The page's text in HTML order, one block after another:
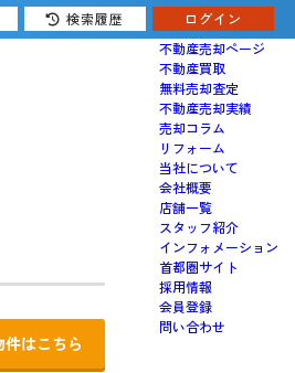
売りたい
不動産売却ページ
不動産買取
無料売却査定
不動産売却実績
売却コラム
リフォーム
当社について
会社概要
店舗一覧
スタッフ紹介
インフォメーション
首都圏サイト
採用情報
会員登録
問い合わせ
はこちら
検索履歴 ログイン